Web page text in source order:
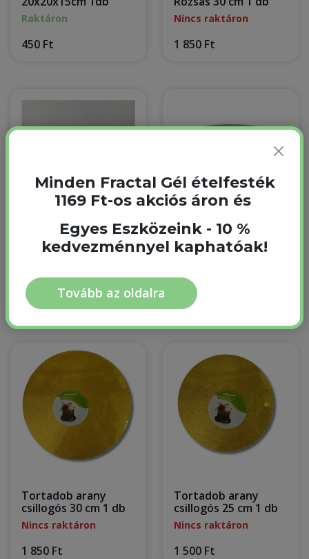
Raktáron
450 Ft
Nincs raktáron
1 850 Ft
Tortadob ezüst
40x40 cm 1 db
2 550 Ft
Tortadob ezüst 35
cm 1 db
2 400 Ft
Tortadob arany
csillogós 30 cm 1 db
Nincs raktáron
1 850 Ft
Tortadob arany
csillogós 25 cm 1 db
Nincs raktáron
1 500 Ft
Minden Fractal Gél ételfesték
1169 Ft-os akciós áron és
Egyes Eszközeink - 10 %
kedvezménnyel kaphatóak!
Tovább az oldalra